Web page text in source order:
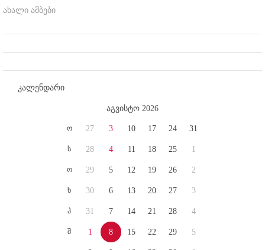
ახალი ამბები
კალენდარი
აგვისტო 2026
ო
ს
ო
ხ
პ
შ
27
28
29
30
31
1
3
4
5
6
7
8
10
11
12
13
14
15
17
18
19
20
21
22
24
25
26
27
28
29
31
1
2
3
4
5